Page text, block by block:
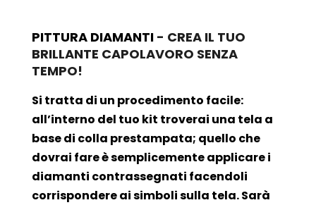
PITTURA DIAMANTI - CREA IL TUO
BRILLANTE CAPOLAVORO SENZA
TEMPO!
Si tratta di un procedimento facile:
all’interno del tuo kit troverai una tela a
base di colla prestampata; quello che
dovrai fare è semplicemente applicare i
diamanti contrassegnati facendoli
corrispondere ai simboli sulla tela. Sarà